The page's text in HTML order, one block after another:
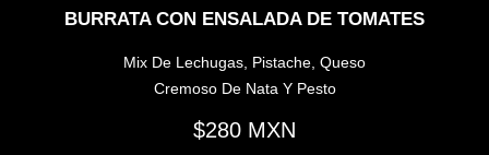
BURRATA CON ENSALADA DE TOMATES
Mix De Lechugas, Pistache, Queso
Cremoso De Nata Y Pesto
280